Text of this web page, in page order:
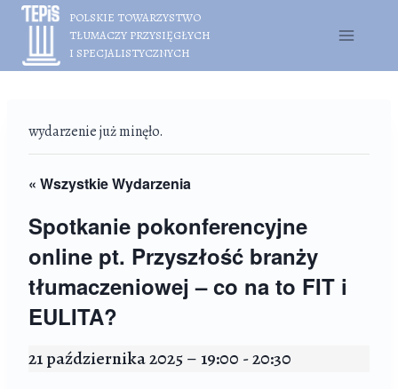
Przejdź
treści
POLSKIE TOWARZYSTWO
TŁUMACZY PRZYSIĘGŁYCH
I SPECJALISTYCZNYCH
wydarzenie już minęło.
« Wszystkie Wydarzenia
Spotkanie pokonferencyjne
online pt. Przyszłość branży
tłumaczeniowej – co na to FIT i
EULITA?
21 października 2025 – 19:00 -20:30